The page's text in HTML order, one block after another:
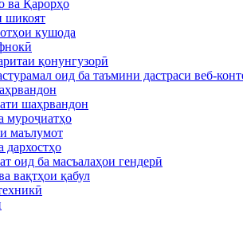
ва Қарорҳо
шикоят
кушода
қонунгузорӣ
оид ба таъмини дастраси веб-
шаҳрвандон
муроҷиатҳо
маълумот
дархостҳо
оид ба масъалаҳои гендерӣ
вақтҳои қабул